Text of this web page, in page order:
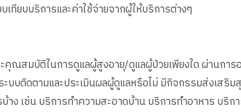
ทียบบริการและค่าใช้จ่ายจากผู้ให้บริการต่างๆ
สมบัติในการดูแลผู้สูงอายุ/ดูแลผู้ป่วยเพียงใด ผ่านการ
บติดตามและประเมินผลผู้ดูแลหรือไม่ มีกิจกรรมส่งเสริ
าง เช่น บริการทำความสะอาดบ้าน บริการทำอาหาร บริ